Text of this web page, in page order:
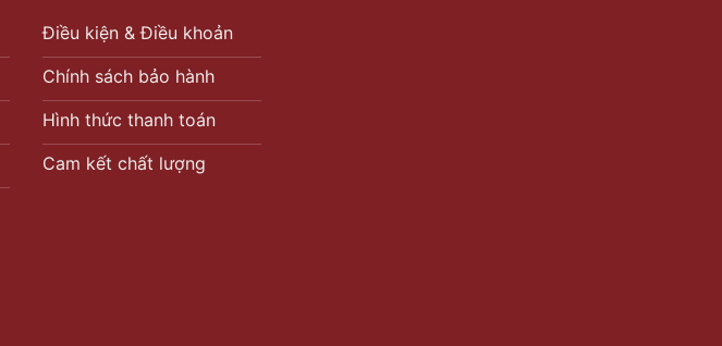
Điều kiện & Điều khoản
Chính sách bảo hành
Hình thức thanh toán
Cam kết chất lượng